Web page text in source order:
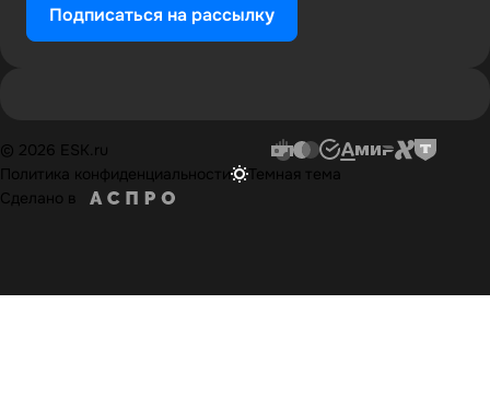
Подписаться на рассылку
© 2026 ESK.ru
Политика конфиденциальности
Темная тема
Сделано в